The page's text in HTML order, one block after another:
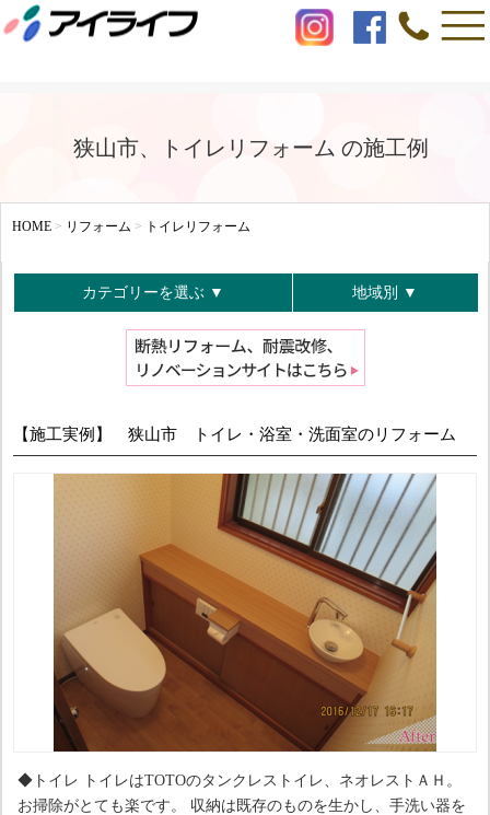
狭山市、トイレリフォーム の施工例
HOME > リフォーム > トイレリフォーム
カテゴリーを選ぶ ▼ 地域別 ▼
【施工実例】 狭山市 トイレ・浴室・洗面室のリフォーム
◆トイレ トイレはTOTOのタンクレストイレ、ネオレストＡＨ。
お掃除がとても楽です。 収納は既存のものを生かし、手洗い器を